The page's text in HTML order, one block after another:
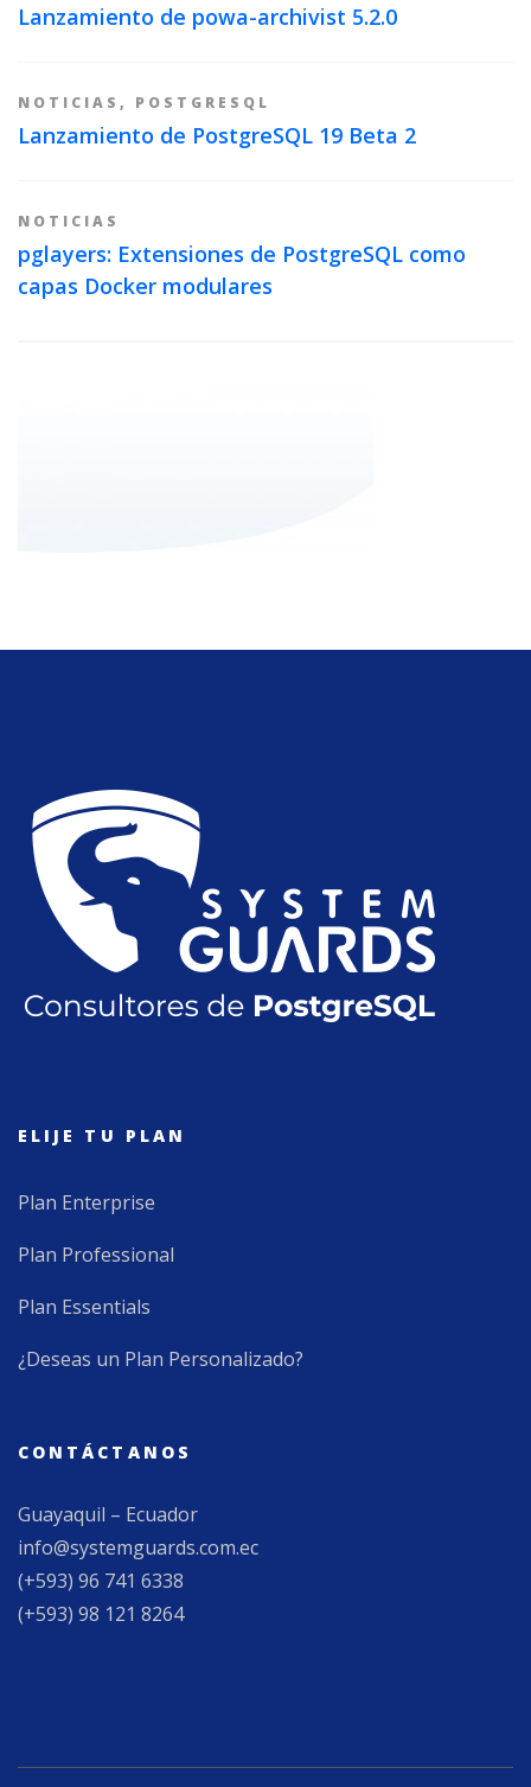
Lanzamiento de powa-archivist 5.2.0
NOTICIAS , POSTGRESQL
Lanzamiento de PostgreSQL 19 Beta 2
NOTICIAS
pglayers: Extensiones de PostgreSQL como
capas Docker modulares
ELIJE TU PLAN
Plan Enterprise
Plan Professional
Plan Essentials
¿Deseas un Plan Personalizado?
CONTÁCTANOS
Guayaquil – Ecuador
info@systemguards.com.ec
(+593) 96 741 6338
(+593) 98 121 8264